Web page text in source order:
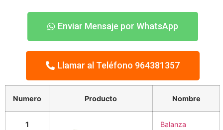
Enviar Mensaje por WhatsApp
Llamar al Teléfono 964381357
Numero Producto Nombre
1
Balanza